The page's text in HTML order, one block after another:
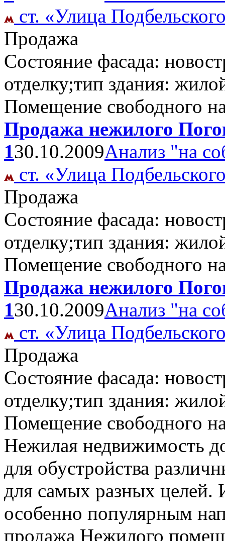
ст. «Улица
Продажа
Состояние фасада:
отделку;тип здания:
Помещение свободного
Продажа нежилого
130.10.2009Анализ "на
ст. «Улица
Продажа
Состояние фасада:
отделку;тип здания:
Помещение свободного
Продажа нежилого
130.10.2009Анализ "на
ст. «Улица
Продажа
Состояние фасада:
отделку;тип здания:
Помещение свободного
Нежилая недвижимость
для обустройства
для самых разных
особенно популярным
продажа Нежилого